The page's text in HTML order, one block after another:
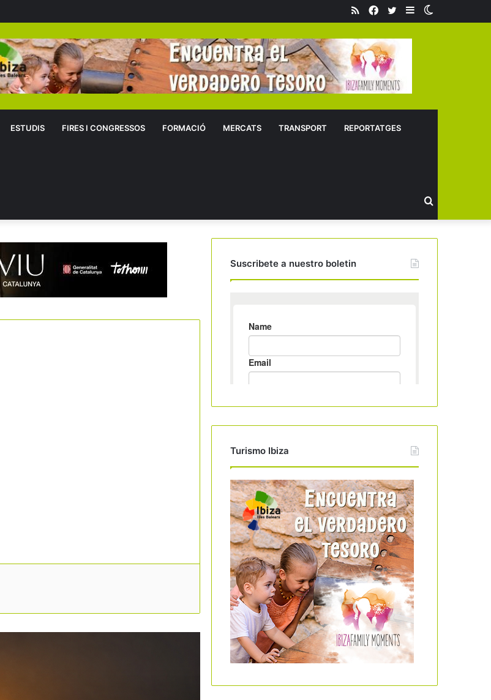
Sidebar
Twitter
Facebook
RSS
ESTUDIS FIRES I CONGRESSOS FORMACIÓ MERCATS TRANSPORT REPORTATGES
Buscar
en la seguretat de les platges
gestió
Suscribete a nuestro boletin
Turismo Ibiza